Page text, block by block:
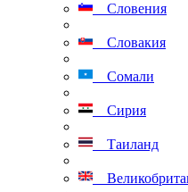
Словения
Словакия
Сомали
Сирия
Таиланд